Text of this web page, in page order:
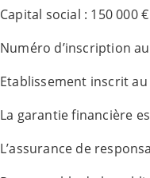
Numéro d’inscription au
Etablissement inscrit au
La garantie financière
L’assurance de